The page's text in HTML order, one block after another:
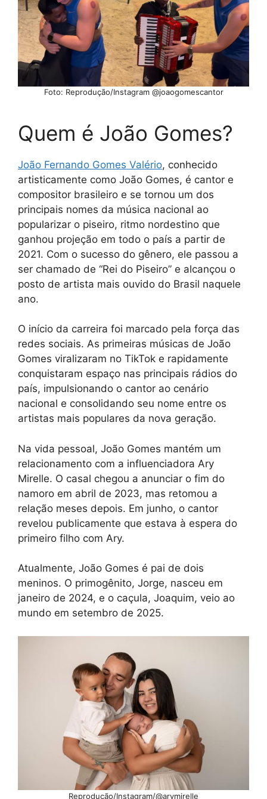
Foto: Reprodução/Instagram @joaogomescantor
Quem é João Gomes?
João Fernando Gomes Valério, conhecido
artisticamente como João Gomes, é cantor e
compositor brasileiro e se tornou um dos
principais nomes da música nacional ao
popularizar o piseiro, ritmo nordestino que
ganhou projeção em todo o país a partir de
2021. Com o sucesso do gênero, ele passou a
ser chamado de “Rei do Piseiro” e alcançou o
posto de artista mais ouvido do Brasil naquele
ano.
O início da carreira foi marcado pela força das
redes sociais. As primeiras músicas de João
Gomes viralizaram no TikTok e rapidamente
conquistaram espaço nas principais rádios do
país, impulsionando o cantor ao cenário
nacional e consolidando seu nome entre os
artistas mais populares da nova geração.
Na vida pessoal, João Gomes mantém um
relacionamento com a influenciadora Ary
Mirelle. O casal chegou a anunciar o fim do
namoro em abril de 2023, mas retomou a
relação meses depois. Em junho, o cantor
revelou publicamente que estava à espera do
primeiro filho com Ary.
Atualmente, João Gomes é pai de dois
meninos. O primogênito, Jorge, nasceu em
janeiro de 2024, e o caçula, Joaquim, veio ao
mundo em setembro de 2025.
Reprodução/Instagram/@arymirelle